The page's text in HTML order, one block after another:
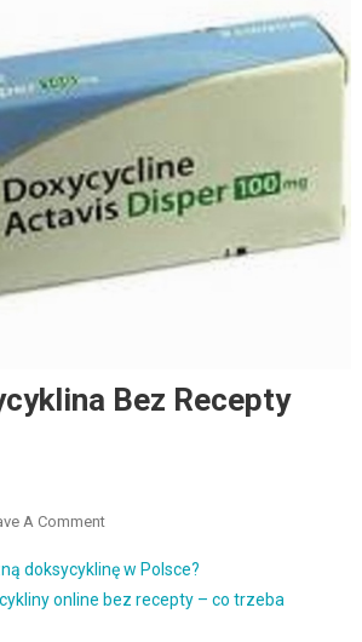
Bez Recepty
A CommentKupić Doksycyklina Bez Recepty
doksycyklinę w Polsce?
online bez recepty – co trzeba